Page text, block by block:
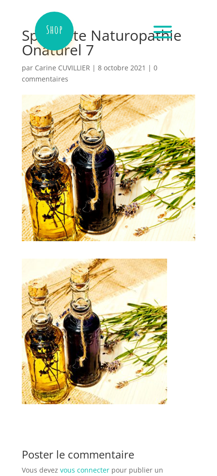
Shop
Specialite Naturopathie
Onaturel 7
par Carine CUVILLIER | 8 octobre 2021 | 0
commentaires
Poster le commentaire
Vous devez vous connecterpour publier un